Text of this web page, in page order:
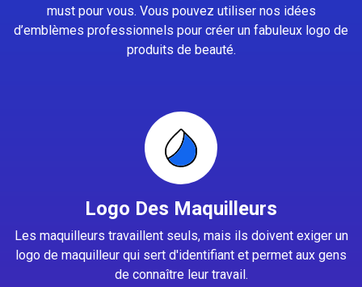
must pour vous. Vous pouvez utiliser nos idées
d’emblèmes professionnels pour créer un fabuleux logo de
produits de beauté.
Logo Des Maquilleurs
Les maquilleurs travaillent seuls, mais ils doivent exiger un
logo de maquilleur qui sert d'identifiant et permet aux gens
de connaître leur travail.